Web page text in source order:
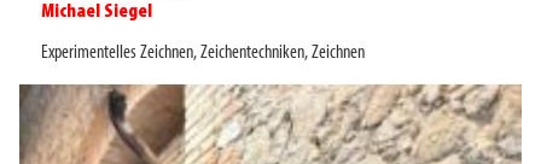
Michael Siegel
Experimentelles Zeichnen,Zeichentechniken,Zeichnen